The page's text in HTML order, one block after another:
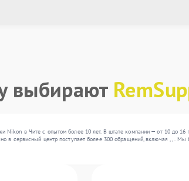
выбирают
Nikon в Чите с опытом более 10 лет. В штате компании — от 10 до
в сервисный центр поступает более 300 обращений, включая , , .